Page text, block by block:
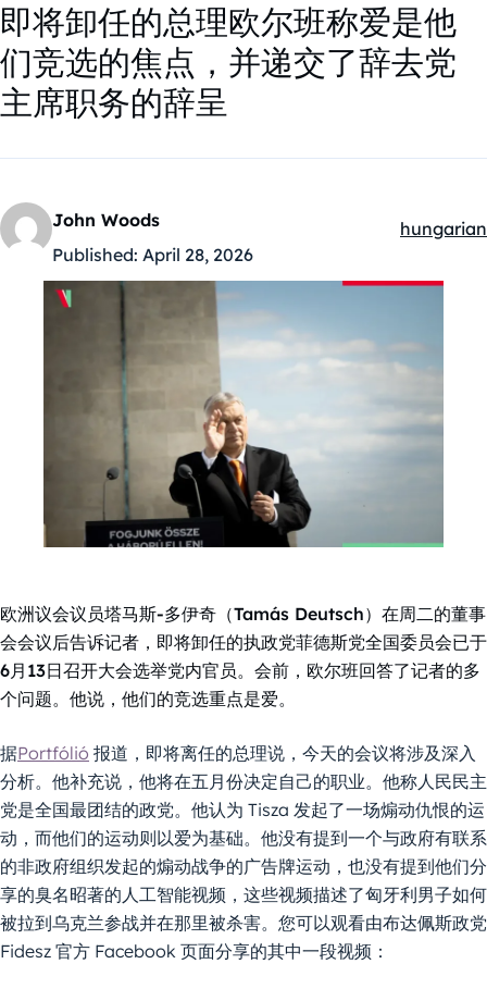
即将卸任的总理欧尔班称爱是他
们竞选的焦点，并递交了辞去党
主席职务的辞呈
John Woods
Published: April 28, 2026
hungarian
欧洲议会议员塔马斯-多伊奇（Tamás Deutsch）在周二的董事
会会议后告诉记者，即将卸任的执政党菲德斯党全国委员会已于
6月13日召开大会选举党内官员。会前，欧尔班回答了记者的多
个问题。他说，他们的竞选重点是爱。
据Portfólió 报道，即将离任的总理说，今天的会议将涉及深入
分析。他补充说，他将在五月份决定自己的职业。他称人民民主
党是全国最团结的政党。他认为 Tisza 发起了一场煽动仇恨的运
动，而他们的运动则以爱为基础。他没有提到一个与政府有联系
的非政府组织发起的煽动战争的广告牌运动，也没有提到他们分
享的臭名昭著的人工智能视频，这些视频描述了匈牙利男子如何
被拉到乌克兰参战并在那里被杀害。您可以观看由布达佩斯政党
Fidesz 官方 Facebook 页面分享的其中一段视频：